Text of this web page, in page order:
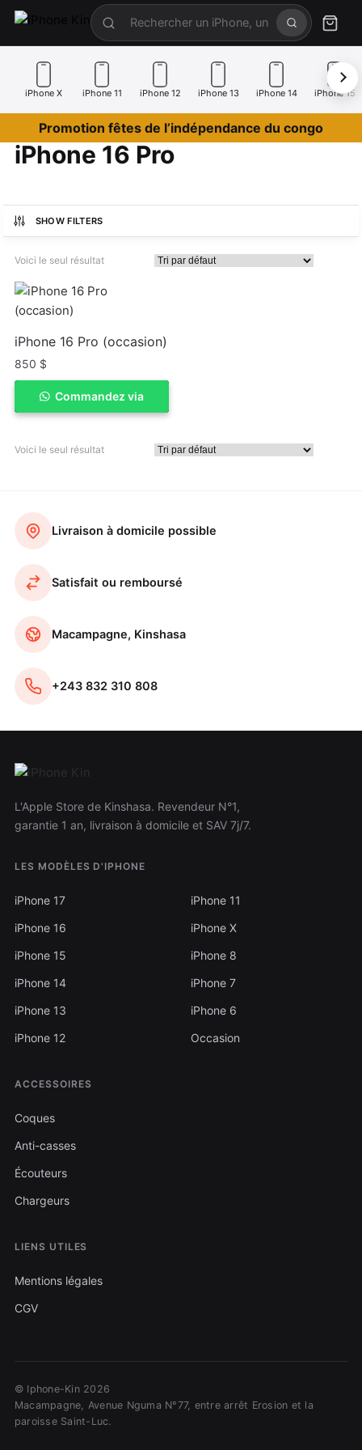
iPhone X iPhone 11 iPhone 12 iPhone 13 iPhone 14 iPhone 15
Promotion fêtes de l’indépendance du congo
iPhone 16 Pro
SHOW FILTERS
Voici le seul résultat
iPhone 16 Pro (occasion)
850 $
ACHETER
Commandez via
Voici le seul résultat
Livraison à domicile possible
Satisfait ou remboursé
Macampagne, Kinshasa
+243 832 310 808
L'Apple Store de Kinshasa. Revendeur N°1,
garantie 1 an, livraison à domicile et SAV 7j/7.
LES MODÈLES D'IPHONE
iPhone 17
iPhone 16
iPhone 15
iPhone 14
iPhone 13
iPhone 12
iPhone 11
iPhone X
iPhone 8
iPhone 7
iPhone 6
Occasion
ACCESSOIRES
Coques
Anti-casses
Écouteurs
Chargeurs
LIENS UTILES
Mentions légales
CGV
© Iphone-Kin 2026
Macampagne, Avenue Nguma N°77, entre arrêt Erosion et la
paroisse Saint-Luc.